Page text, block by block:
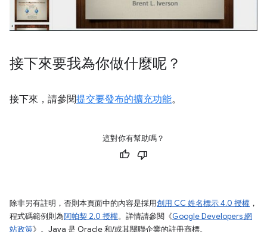
接下來要我為你做什麼呢？
接下來，請參閱提交要發布的擴充功能。
這對你有幫助嗎？
除非另有註明，否則本頁面中的內容是採用創用 CC 姓名標示 4.0 授權 ，
程式碼範例則為阿帕契 2.0 授權。詳情請參閱《Google Developers 網
站政策》。Java 是 Oracle 和/或其關聯企業的註冊商標。